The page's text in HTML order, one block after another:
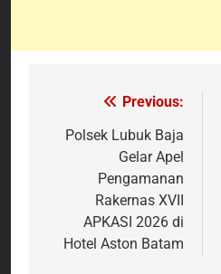
Navigasi
pos
Previous:
Polsek Lubuk Baja
Gelar Apel
Pengamanan
Rakernas XVII
APKASI 2026 di
Hotel Aston Batam